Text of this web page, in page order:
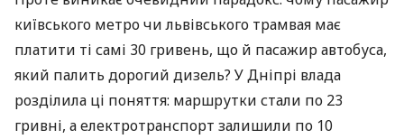
київського метро чи львівського трамвая має
платити ті самі 30 гривень, що й пасажир автобуса,
який палить дорогий дизель? У Дніпрі влада
розділила ці поняття: маршрутки стали по 23
гривні, а електротранспорт залишили по 10